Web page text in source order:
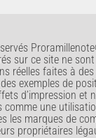
sur ce site ne
réelles faites à
exemples de
d’impression et
comme une
les marques de
propriétaires